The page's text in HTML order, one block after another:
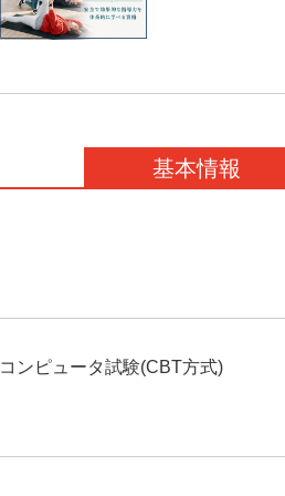
基本情報
コンピュータ試験(CBT方式)